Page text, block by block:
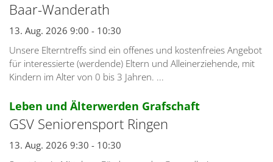
Baar-Wanderath
13. Aug. 2026 9:00 - 10:30
Unsere Elterntreffs sind ein offenes und kostenfreies Angebot
für interessierte (werdende) Eltern und Alleinerziehende, mit
Kindern im Alter von 0 bis 3 Jahren. ...
Leben und Älterwerden Grafschaft:
GSV Seniorensport Ringen
13. Aug. 2026 9:30 - 10:30